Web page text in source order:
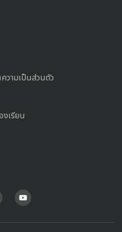
วามเป็นส่วนตัว
งเรียน
Youtube